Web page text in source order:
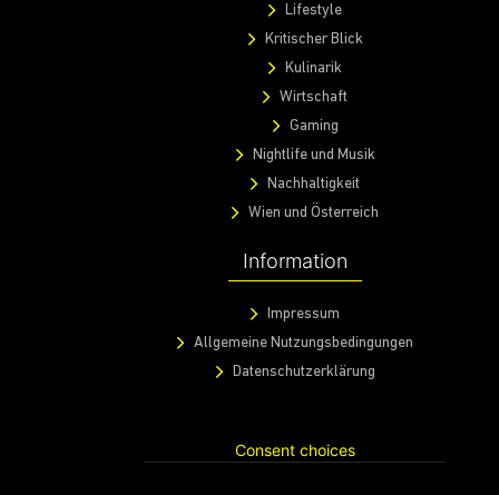
Lifestyle
Kritischer Blick
Kulinarik
Wirtschaft
Gaming
Nightlife und Musik
Nachhaltigkeit
Wien und Österreich
Information
Impressum
Allgemeine Nutzungsbedingungen
Datenschutzerklärung
Consent choices